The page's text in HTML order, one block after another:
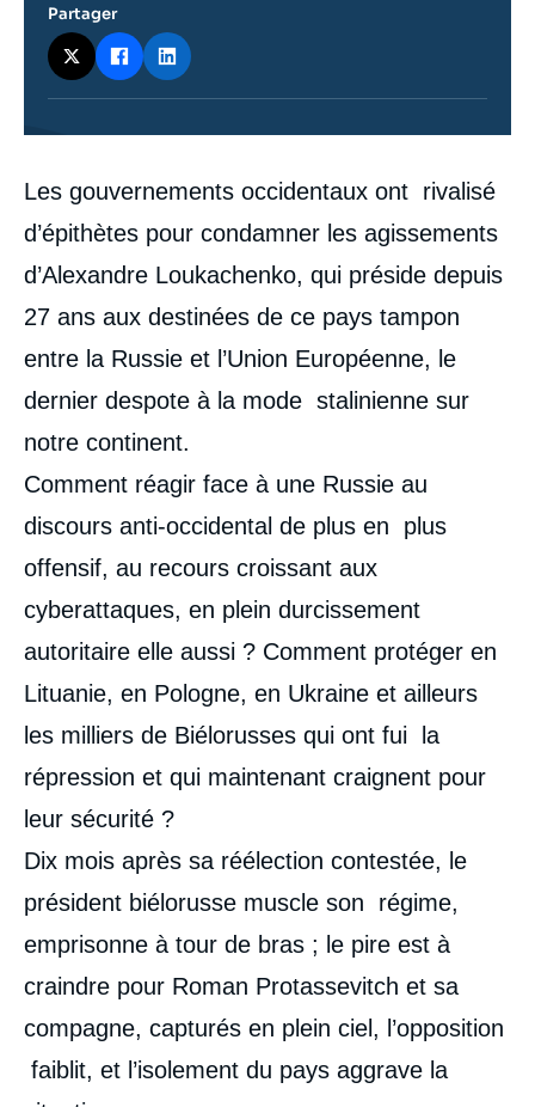
Contenu
intervention
médiatique
Les gouvernements occidentaux ont rivalisé
d’épithètes pour condamner les agissements
d’Alexandre Loukachenko, qui préside depuis
27 ans aux destinées de ce pays tampon
entre la Russie et l’Union Européenne, le
dernier despote à la mode stalinienne sur
notre continent.
Comment réagir face à une Russie au
discours anti-occidental de plus en plus
offensif, au recours croissant aux
cyberattaques, en plein durcissement
autoritaire elle aussi ? Comment protéger en
Lituanie, en Pologne, en Ukraine et ailleurs
les milliers de Biélorusses qui ont fui la
répression et qui maintenant craignent pour
leur sécurité ?
Dix mois après sa réélection contestée, le
président biélorusse muscle son régime,
emprisonne à tour de bras ; le pire est à
craindre pour Roman Protassevitch et sa
compagne, capturés en plein ciel, l’opposition
faiblit, et l’isolement du pays aggrave la
Partager